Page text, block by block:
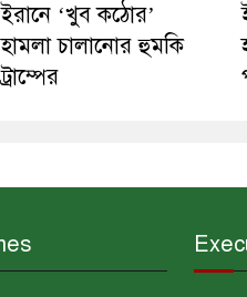
ইরানে ‘খুব কঠোর’
হামলা চালানোর হুমকি
ট্রাম্পের